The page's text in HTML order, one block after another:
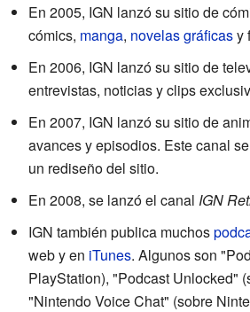
En 2005, IGN lanzó su sitio de
cómics, manga, novelas gráficasy
En 2006, IGN lanzó su sitio de
entrevistas, noticias y clips
En 2007, IGN lanzó su sitio de
avances y episodios. Este canal
un rediseño del sitio.
En 2008, se lanzó el canal IGN
IGN también publica muchos
web y en iTunes. Algunos son
PlayStation), "Podcast Unlocked"
"Nintendo Voice Chat" (sobre